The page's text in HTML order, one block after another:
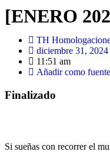
[ENERO
TH
diciembre 31, 2024
11:51 am
Añadir como
Finalizado
Si sueñas con recorrer el